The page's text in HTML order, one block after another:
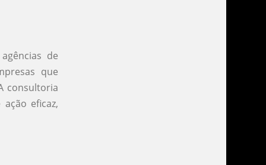
de
que
consultoria
eficaz,